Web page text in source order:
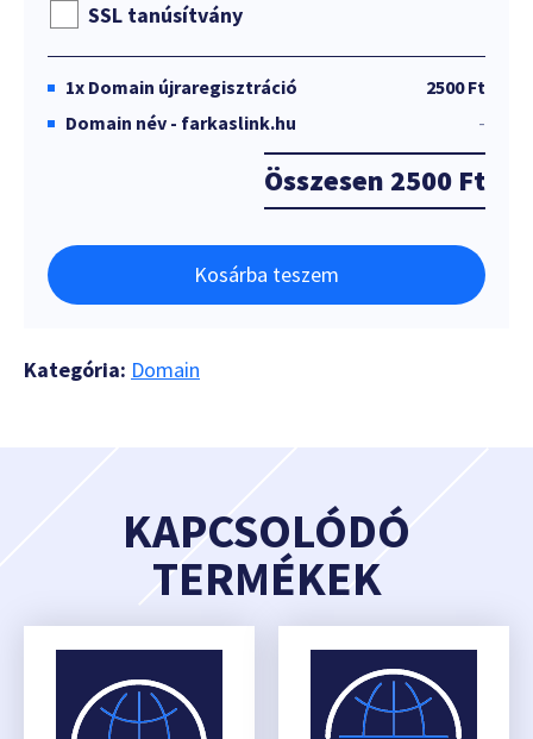
SSL tanúsítvány
1x Domain újraregisztráció
2500 Ft
Domain név - farkaslink.hu
-
Összesen 2500 Ft
Kosárba teszem
Kategória: Domain
KAPCSOLÓDÓ
TERMÉKEK